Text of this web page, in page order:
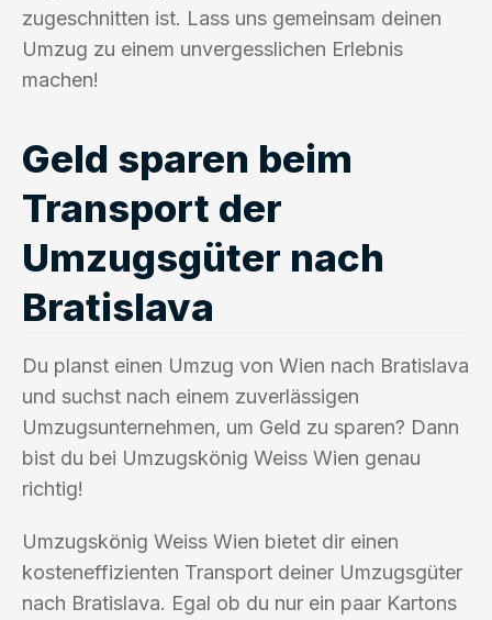
zugeschnitten ist. Lass uns gemeinsam deinen
Umzug zu einem unvergesslichen Erlebnis
machen!
Geld sparen beim
Transport der
Umzugsgüter nach
Bratislava
Du planst einen Umzug von Wien nach Bratislava
und suchst nach einem zuverlässigen
Umzugsunternehmen, um Geld zu sparen? Dann
bist du bei Umzugskönig Weiss Wien genau
richtig!
Umzugskönig Weiss Wien bietet dir einen
kosteneffizienten Transport deiner Umzugsgüter
nach Bratislava. Egal ob du nur ein paar Kartons